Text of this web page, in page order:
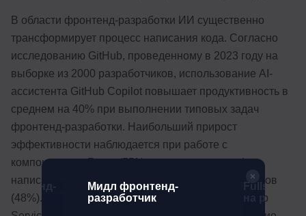
В области фронтенд-разработки ИИ существенно
трансформирует процесс написания кода. Согласно
исследованию GitHub, проведенному в 2023 году на
выборке из 2000 разработчиков, использование AI-
ассистента GitHub Copilot повышает продуктивность в
среднем на 40% при выполнении типовых задач
фронтенд-разработки. Наибольший прирост
эффективности наблюдается при работе с
компонентами React (55% экономии времени),
написании CSS-стилей (45%) и создании unit-тестов
(48%). Аналогичное исследование от Amazon Web
+ ИИ
Мидл фронтенд-
разработчик
Fullstack-
на python